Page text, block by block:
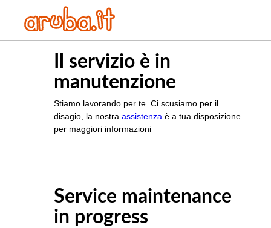
Il servizio è in
manutenzione
Stiamo lavorando per te. Ci scusiamo per il
disagio, la nostra assistenza è a tua disposizione
per maggiori informazioni
Service maintenance
in progress